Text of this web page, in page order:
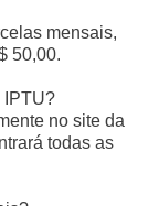
mensais,
50,00.
IPTU?
no site da
todas as